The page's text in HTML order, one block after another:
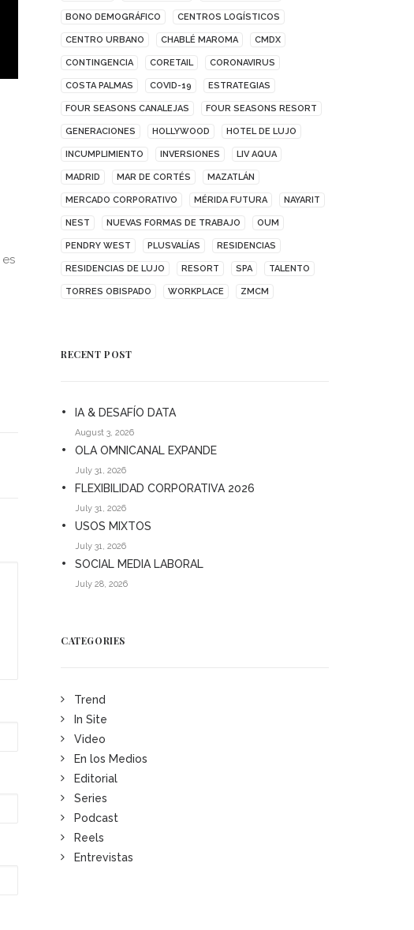
es
BONO DEMOGRÁFICO CENTROS LOGÍSTICOS
CENTRO URBANO CHABLÉ MAROMA CMDX
CONTINGENCIA CORETAIL CORONAVIRUS
COSTA PALMAS COVID-19 ESTRATEGIAS
FOUR SEASONS CANALEJAS FOUR SEASONS RESORT
GENERACIONES HOLLYWOOD HOTEL DE LUJO
INCUMPLIMIENTO INVERSIONES LIV AQUA
MADRID MAR DE CORTÉS MAZATLÁN
MERCADO CORPORATIVO MÉRIDA FUTURA NAYARIT
NEST NUEVAS FORMAS DE TRABAJO OUM
PENDRY WEST PLUSVALÍAS RESIDENCIAS
RESIDENCIAS DE LUJO RESORT SPA TALENTO
TORRES OBISPADO WORKPLACE ZMCM
RECENT POST
IA & DESAFÍO DATA
August 3, 2026
OLA OMNICANAL EXPANDE
July 31, 2026
FLEXIBILIDAD CORPORATIVA 2026
July 31, 2026
USOS MIXTOS
July 31, 2026
SOCIAL MEDIA LABORAL
July 28, 2026
CATEGORIES
Trend
In Site
Video
En los Medios
Editorial
Series
Podcast
Reels
Entrevistas